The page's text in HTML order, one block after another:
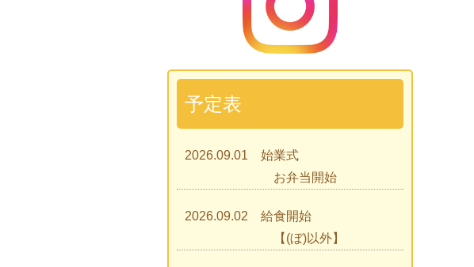
予定表
2026.09.01 始業式
お弁当開始
2026.09.02 給食開始
【(ぼ)以外】